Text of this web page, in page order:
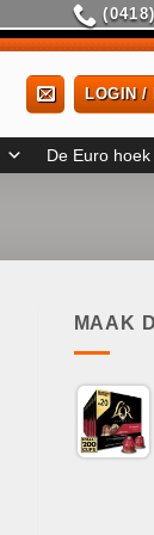
LOGIN /
De Euro hoek
MAAK